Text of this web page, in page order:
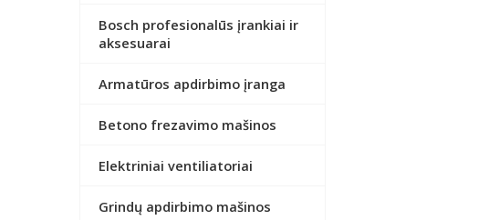
Bosch profesionalūs įrankiai ir
aksesuarai
Armatūros apdirbimo įranga
Betono frezavimo mašinos
Elektriniai ventiliatoriai
Grindų apdirbimo mašinos